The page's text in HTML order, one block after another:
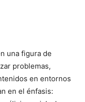
una figura de
problemas,
en entornos
en el énfasis: